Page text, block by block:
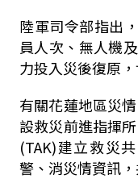
陸軍司令部指出
員人次、無人機
力投入災後復原
有關花蓮地區災
設救災前進指揮
(TAK)建立救災
警、消災情資訊